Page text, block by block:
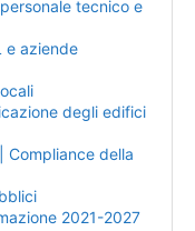
tecnico e
e aziende
degli edifici
Compliance della
2021-2027